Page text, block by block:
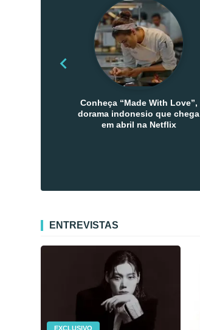
Conheça “Made With Love”,
dorama indonesio que chega
em abril na Netflix
ENTREVISTAS
EXCLUSIVO